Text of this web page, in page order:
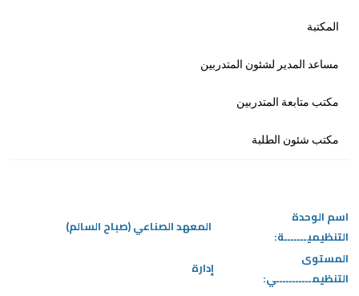
المكتبة
مساعد المدير لشئون المتدربين
مكتب متابعة المتدربين
مكتب شئون الطلبة
اسم الوحدة
التنظيميـــــــة:
المعهد الصناعي (صباح السالم)
المستوى
التنظيمـــــــــــي:
إدارة